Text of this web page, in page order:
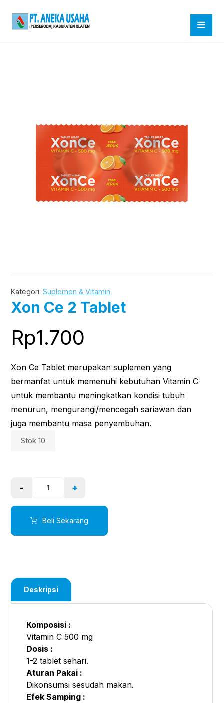
Kategori:Suplemen & Vitamin
Xon Ce 2 Tablet
Rp1.700
Xon Ce Tablet merupakan suplemen yang
bermanfat untuk memenuhi kebutuhan Vitamin C
untuk membantu meningkatkan kondisi tubuh
menurun, mengurangi/mencegah sariawan dan
juga membantu masa penyembuhan.
Stok 10
- +
Beli Sekarang
Deskripsi
Komposisi :
Vitamin C 500 mg
Dosis :
1-2 tablet sehari.
Aturan Pakai :
Dikonsumsi sesudah makan.
Efek Samping :